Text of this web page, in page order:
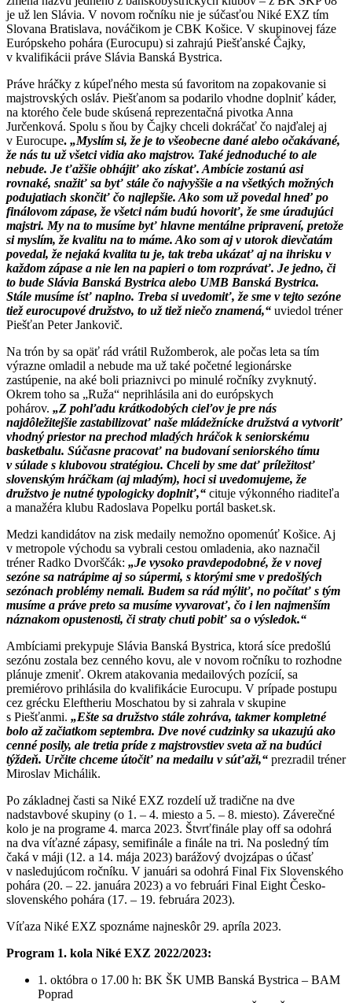
je už len Slávia. V novom ročníku nie je súčasťou Niké EXZ tím
Slovana Bratislava, nováčikom je CBK Košice. V skupinovej fáze
Európskeho pohára (Eurocupu) si zahrajú Piešťanské Čajky,
v kvalifikácii práve Slávia Banská Bystrica.
Práve hráčky z kúpeľného mesta sú favoritom na zopakovanie si
majstrovských osláv. Piešťanom sa podarilo vhodne doplniť káder,
na ktorého čele bude skúsená reprezentačná pivotka Anna
Jurčenková. Spolu s ňou by Čajky chceli dokráčať čo najďalej aj
v Eurocupe. „Myslím si, že je to všeobecne dané alebo očakávané,
že nás tu už všetci vidia ako majstrov. Také jednoduché to ale
nebude. Je ťažšie obhájiť ako získať. Ambície zostanú asi
rovnaké, snažiť sa byť stále čo najvyššie a na všetkých možných
podujatiach skončiť čo najlepšie. Ako som už povedal hneď po
finálovom zápase, že všetci nám budú hovoriť, že sme úradujúci
majstri. My na to musíme byť hlavne mentálne pripravení, pretože
si myslím, že kvalitu na to máme. Ako som aj v utorok dievčatám
povedal, že nejaká kvalita tu je, tak treba ukázať aj na ihrisku v
každom zápase a nie len na papieri o tom rozprávať. Je jedno, či
to bude Slávia Banská Bystrica alebo UMB Banská Bystrica.
Stále musíme ísť naplno. Treba si uvedomiť, že sme v tejto sezóne
tiež eurocupové družstvo, to už tiež niečo znamená,“ uviedol tréner
Piešťan Peter Jankovič.
Na trón by sa opäť rád vrátil Ružomberok, ale počas leta sa tím
výrazne omladil a nebude ma už také početné legionárske
zastúpenie, na aké boli priaznivci po minulé ročníky zvyknutý.
Okrem toho sa „Ruža“ neprihlásila ani do európskych
pohárov. „Z pohľadu krátkodobých cieľov je pre nás
najdôležitejšie zastabilizovať naše mládežnícke družstvá a vytvoriť
vhodný priestor na prechod mladých hráčok k seniorskému
basketbalu. Súčasne pracovať na budovaní seniorského tímu
v súlade s klubovou stratégiou. Chceli by sme dať príležitosť
slovenským hráčkam (aj mladým), hoci si uvedomujeme, že
družstvo je nutné typologicky doplniť,“ cituje výkonného riaditeľa
a manažéra klubu Radoslava Popelku portál basket.sk.
Medzi kandidátov na zisk medaily nemožno opomenúť Košice. Aj
v metropole východu sa vybrali cestou omladenia, ako naznačil
tréner Radko Dvorščák: „Je vysoko pravdepodobné, že v novej
sezóne sa natrápime aj so súpermi, s ktorými sme v predošlých
sezónach problémy nemali. Budem sa rád mýliť, no počítať s tým
musíme a práve preto sa musíme vyvarovať, čo i len najmenším
náznakom opustenosti, či straty chuti pobiť sa o výsledok.“
Ambíciami prekypuje Slávia Banská Bystrica, ktorá síce predošlú
sezónu zostala bez cenného kovu, ale v novom ročníku to rozhodne
plánuje zmeniť. Okrem atakovania medailových pozícií, sa
premiérovo prihlásila do kvalifikácie Eurocupu. V prípade postupu
cez grécku Eleftheriu Moschatou by si zahrala v skupine
s Piešťanmi. „Ešte sa družstvo stále zohráva, takmer kompletné
bolo až začiatkom septembra. Dve nové cudzinky sa ukazujú ako
cenné posily, ale tretia príde z majstrovstiev sveta až na budúci
týždeň. Určite chceme útočiť na medailu v súťaži,“ prezradil tréner
Miroslav Michálik.
Po základnej časti sa Niké EXZ rozdelí už tradične na dve
nadstavbové skupiny (o 1. – 4. miesto a 5. – 8. miesto). Záverečné
kolo je na programe 4. marca 2023. Štvrťfinále play off sa odohrá
na dva víťazné zápasy, semifinále a finále na tri. Na posledný tím
čaká v máji (12. a 14. mája 2023) barážový dvojzápas o účasť
v nasledujúcom ročníku. V januári sa odohrá Final Fix Slovenského
pohára (20. – 22. januára 2023) a vo februári Final Eight Česko-
slovenského pohára (17. – 19. februára 2023).
Víťaza Niké EXZ spoznáme najneskôr 29. apríla 2023.
Program 1. kola Niké EXZ 2022/2023:
1. októbra o 17.00 h: BK ŠK UMB Banská Bystrica – BAM
Poprad